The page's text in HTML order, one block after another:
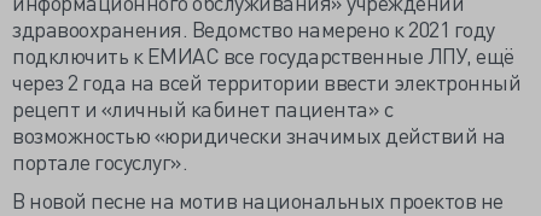
здравоохранения. Ведомство намерено к 2021 году
подключить к ЕМИАС все государственные ЛПУ, ещё
через 2 года на всей территории ввести электронный
рецепт и «личный кабинет пациента» с
возможностью «юридически значимых действий на
портале госуслуг».
В новой песне на мотив национальных проектов не